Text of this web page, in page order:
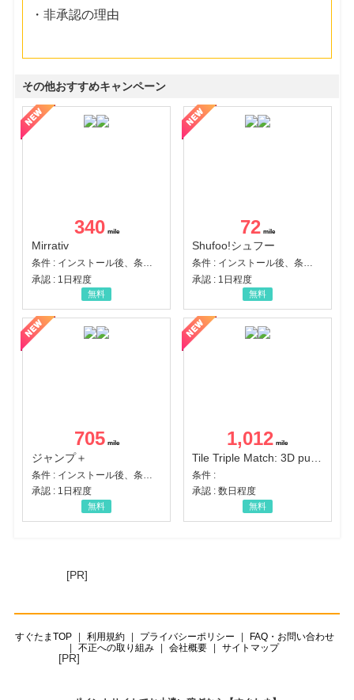
・非承認の理由
その他おすすめキャンペーン
340
Mirrativ
条件 : インストール後、条件達成
承認 : 1日程度
無料
72
Shufoo!シュフー
条件 : インストール後、条件達成
承認 : 1日程度
無料
705
ジャンプ＋
承認 : 1日程度
無料
1,012
条件 :
承認 : 数日程度
無料
[PR]
すぐたまTOP 利用規約 プライバシーポリシー
FAQ・お問い合わせ
不正への取り組み
会社概要 サイトマップ
[PR]